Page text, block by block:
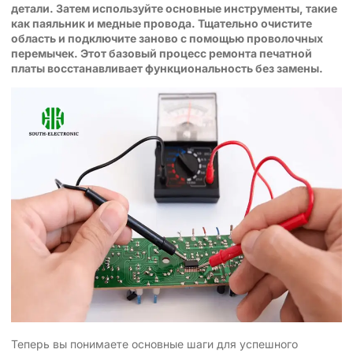
детали. Затем используйте основные инструменты, такие
как паяльник и медные провода. Тщательно очистите
область и подключите заново с помощью проволочных
перемычек. Этот базовый процесс ремонта печатной
платы восстанавливает функциональность без замены.
Теперь вы понимаете основные шаги для успешного